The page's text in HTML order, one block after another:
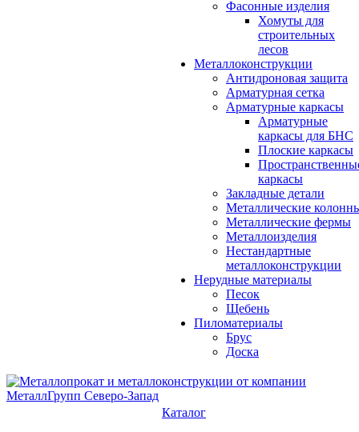
Фасонные изделия
Хомуты для
строительных
лесов
Металлоконструкции
Антидроновая защита
Арматурная сетка
Арматурные каркасы
Арматурные
каркасы для БНС
Плоские каркасы
каркасы
Закладные детали
Металлические
Металлические фермы
Металлоизделия
Нестандартные
металлоконструкции
Нерудные материалы
Песок
Щебень
Пиломатериалы
Брус
Доска
Каталог